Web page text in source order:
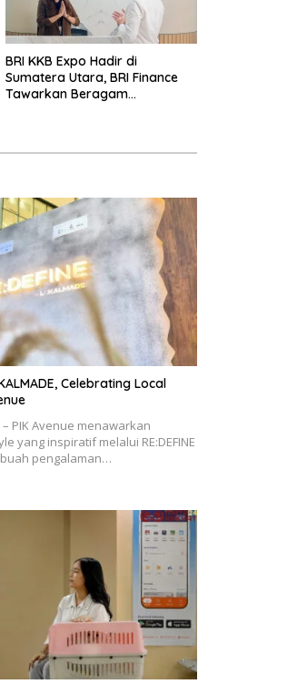
BRI KKB Expo Hadir di
Sumatera Utara, BRI Finance
Tawarkan Beragam
Celebrating Local
PIK Avenue menawarkan
yang inspiratif melalui RE:DEFINE
pengalaman…